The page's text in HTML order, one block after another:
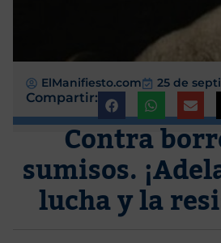
ElManifiesto.com 25 de
Compartir:
Contra
sumisos.
lucha y la